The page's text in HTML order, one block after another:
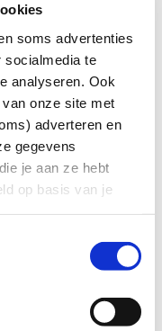
soms advertenties
socialmedia te
analyseren. Ook
onze site met
adverteren en
gegevens
je aan ze hebt
op basis van je
voor meer
je alle
hebt! Lees meer
een aanvraag
nodig hebt bij het
(je verlaat
account hebt,